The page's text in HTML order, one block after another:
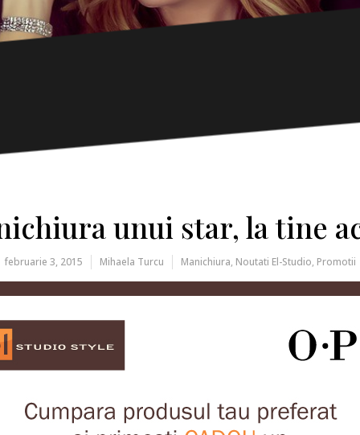
unui star, la tine
februarie 3, 2015 Mihaela Turcu Manichiura, Noutati El-Studio, Promotii